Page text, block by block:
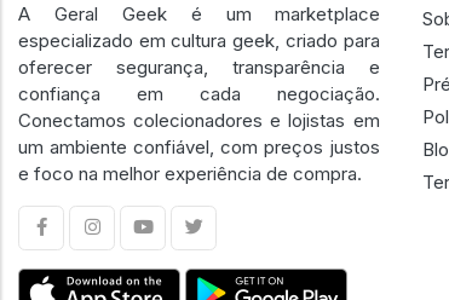
A Geral Geek é um marketplace
especializado em cultura geek, criado para
oferecer segurança, transparência e
confiança em cada negociação.
Conectamos colecionadores e lojistas em
um ambiente confiável, com preços justos
e foco na melhor experiência de compra.